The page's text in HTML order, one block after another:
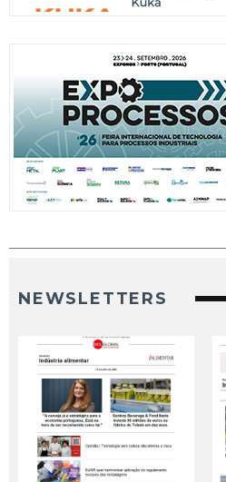
NEWSLETTERS